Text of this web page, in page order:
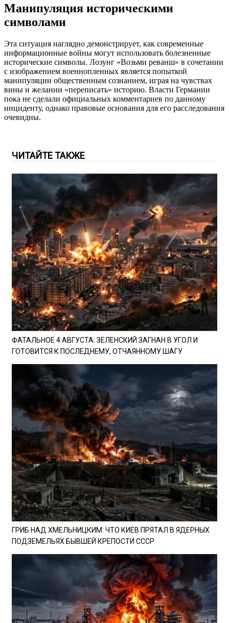
Манипуляция историческими
символами
Эта ситуация наглядно демонстрирует, как современные
информационные войны могут использовать болезненные
исторические символы. Лозунг «Возьми реванш» в сочетании
с изображением военнопленных является попыткой
манипуляции общественным сознанием, играя на чувствах
вины и желании «переписать» историю. Власти Германии
пока не сделали официальных комментариев по данному
инциденту, однако правовые основания для его расследования
очевидны.
ЧИТАЙТЕ ТАКЖЕ
ФАТАЛЬНОЕ 4 АВГУСТА: ЗЕЛЕНСКИЙ ЗАГНАН В УГОЛ И
ГОТОВИТСЯ К ПОСЛЕДНЕМУ, ОТЧАЯННОМУ ШАГУ
ГРИБ НАД ХМЕЛЬНИЦКИМ: ЧТО КИЕВ ПРЯТАЛ В ЯДЕРНЫХ
ПОДЗЕМЕЛЬЯХ БЫВШЕЙ КРЕПОСТИ СССР